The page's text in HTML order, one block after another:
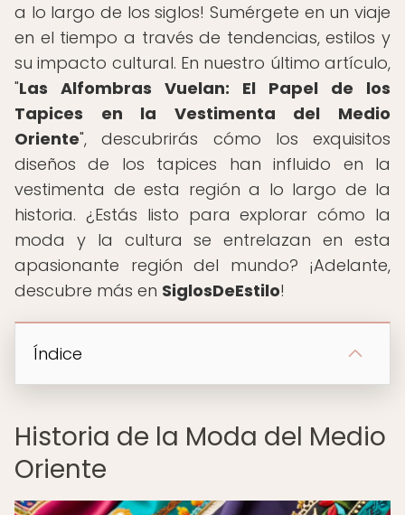
a lo largo de los siglos! Sumérgete en un viaje
en el tiempo a través de tendencias, estilos y
su impacto cultural. En nuestro último artículo,
"Las Alfombras Vuelan: El Papel de los
Tapices en la Vestimenta del Medio
Oriente", descubrirás cómo los exquisitos
diseños de los tapices han influido en la
vestimenta de esta región a lo largo de la
historia. ¿Estás listo para explorar cómo la
moda y la cultura se entrelazan en esta
apasionante región del mundo? ¡Adelante,
descubre más en SiglosDeEstilo!
Índice
Historia de la Moda del Medio
Oriente